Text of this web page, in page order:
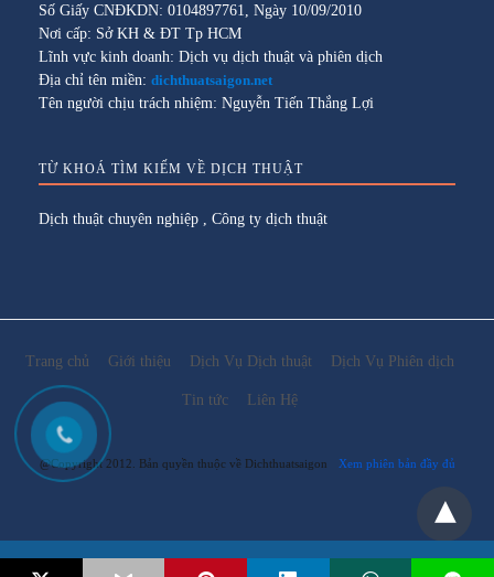
Số Giấy CNĐKDN: 0104897761, Ngày 10/09/2010
Nơi cấp: Sở KH & ĐT Tp HCM
Lĩnh vực kinh doanh: Dịch vụ dịch thuật và phiên dịch
Địa chỉ tên miền: dichthuatsaigon.net
Tên người chịu trách nhiệm: Nguyễn Tiến Thắng Lợi
TỪ KHOÁ TÌM KIẾM VỀ DỊCH THUẬT
Dịch thuật chuyên nghiệp Công ty dịch thuật
Trang chủ Giới thiệu Dịch Vụ Dịch thuật Dịch Vụ Phiên dịch
Tin tức Liên Hệ
@Copyright 2012. Bản quyền thuộc về Dichthuatsaigon Xem phiên bản đầy đủ